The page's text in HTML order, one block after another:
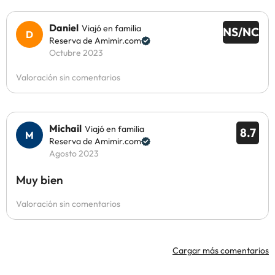
NS/NC
Daniel Viajó en familia
Reserva de Amimir.com
Octubre 2023
Valoración sin comentarios
8.7
Michail Viajó en familia
Reserva de Amimir.com
Agosto 2023
Muy bien
Valoración sin comentarios
Cargar más comentarios